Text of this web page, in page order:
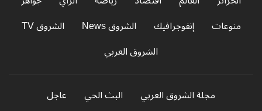
منوعات
إنفوجرافيك الشروق News
الشروق TV
الشروق العربي
مجلة الشروق العربي البث الحي
عاجل